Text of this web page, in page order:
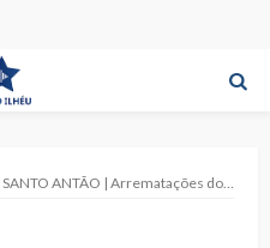
SANTO ANTÃO | Arrematações do Domingo de Pentecostes de 2026 (c/vídeo)